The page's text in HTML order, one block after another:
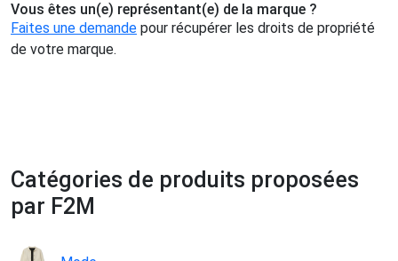
Vous êtes un(e) représentant(e) de la marque ?
Faites une demande pour récupérer les droits de propriété
de votre marque.
Catégories de produits proposées
par F2M